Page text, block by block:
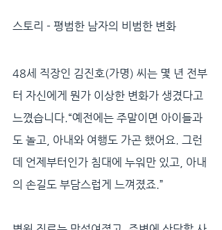
스토리 - 평범한 남자의 비범한 변화
48세 직장인 김진호(가명) 씨는 몇 년 전부
터 자신에게 뭔가 이상한 변화가 생겼다고
느꼈습니다.“예전에는 주말이면 아이들과
도 놀고, 아내와 여행도 가곤 했어요. 그런
데 언제부터인가 침대에 누워만 있고, 아내
의 손길도 부담스럽게 느껴졌죠.”